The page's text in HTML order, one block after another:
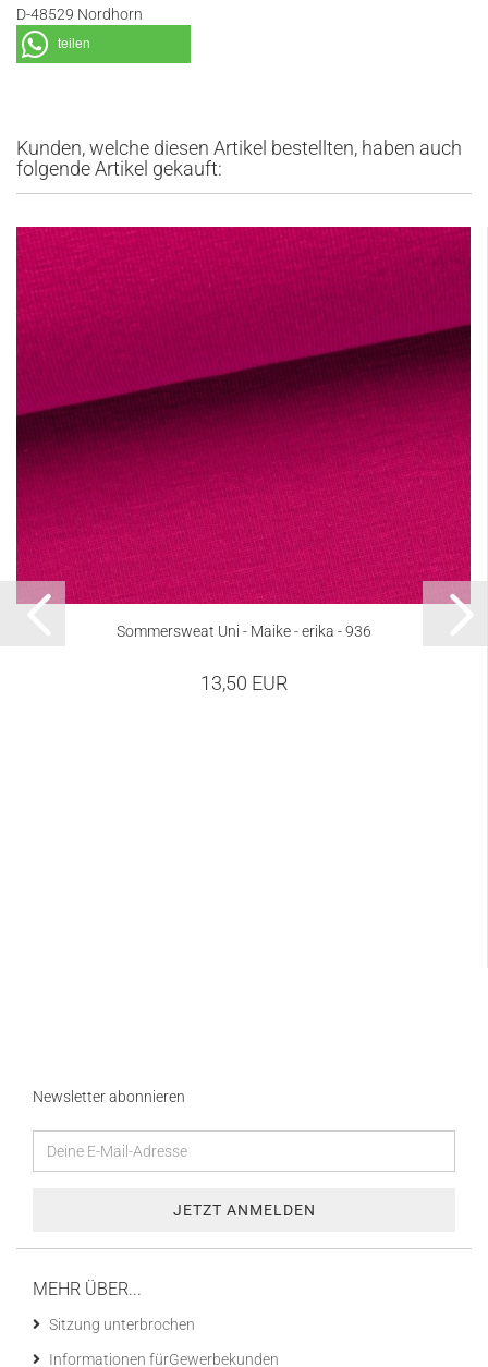
D-48529 Nordhorn
teilen
Kunden, welche diesen Artikel bestellten, haben auch
folgende Artikel gekauft:
Sommersweat Uni - Maike - erika - 936
13,50 EUR
Newsletter abonnieren
MEHR ÜBER...
Sitzung unterbrochen
Informationen fürGewerbekunden